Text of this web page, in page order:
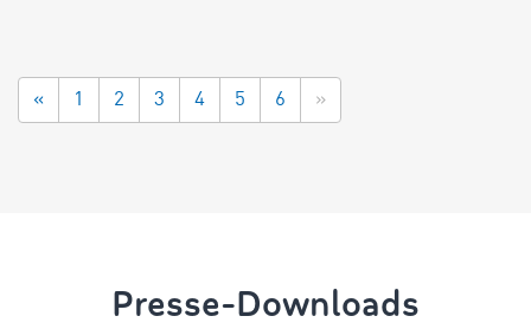
« 1 2 3 4 5 6 »
Presse-Downloads